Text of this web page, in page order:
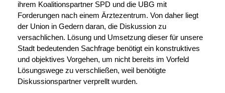
ihrem Koalitionspartner SPD und die UBG mit
Forderungen nach einem Ärztezentrum. Von daher liegt
der Union in Gedern daran, die Diskussion zu
versachlichen. Lösung und Umsetzung dieser für unsere
Stadt bedeutenden Sachfrage benötigt ein konstruktives
und objektives Vorgehen, um nicht bereits im Vorfeld
Lösungswege zu verschließen, weil benötigte
Diskussionspartner verprellt wurden.